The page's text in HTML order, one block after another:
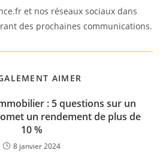
et nos réseaux sociaux dans
des prochaines communications.
AIMER
: 5 questions sur un
un rendement de plus de
10 %
8 janvier 2024